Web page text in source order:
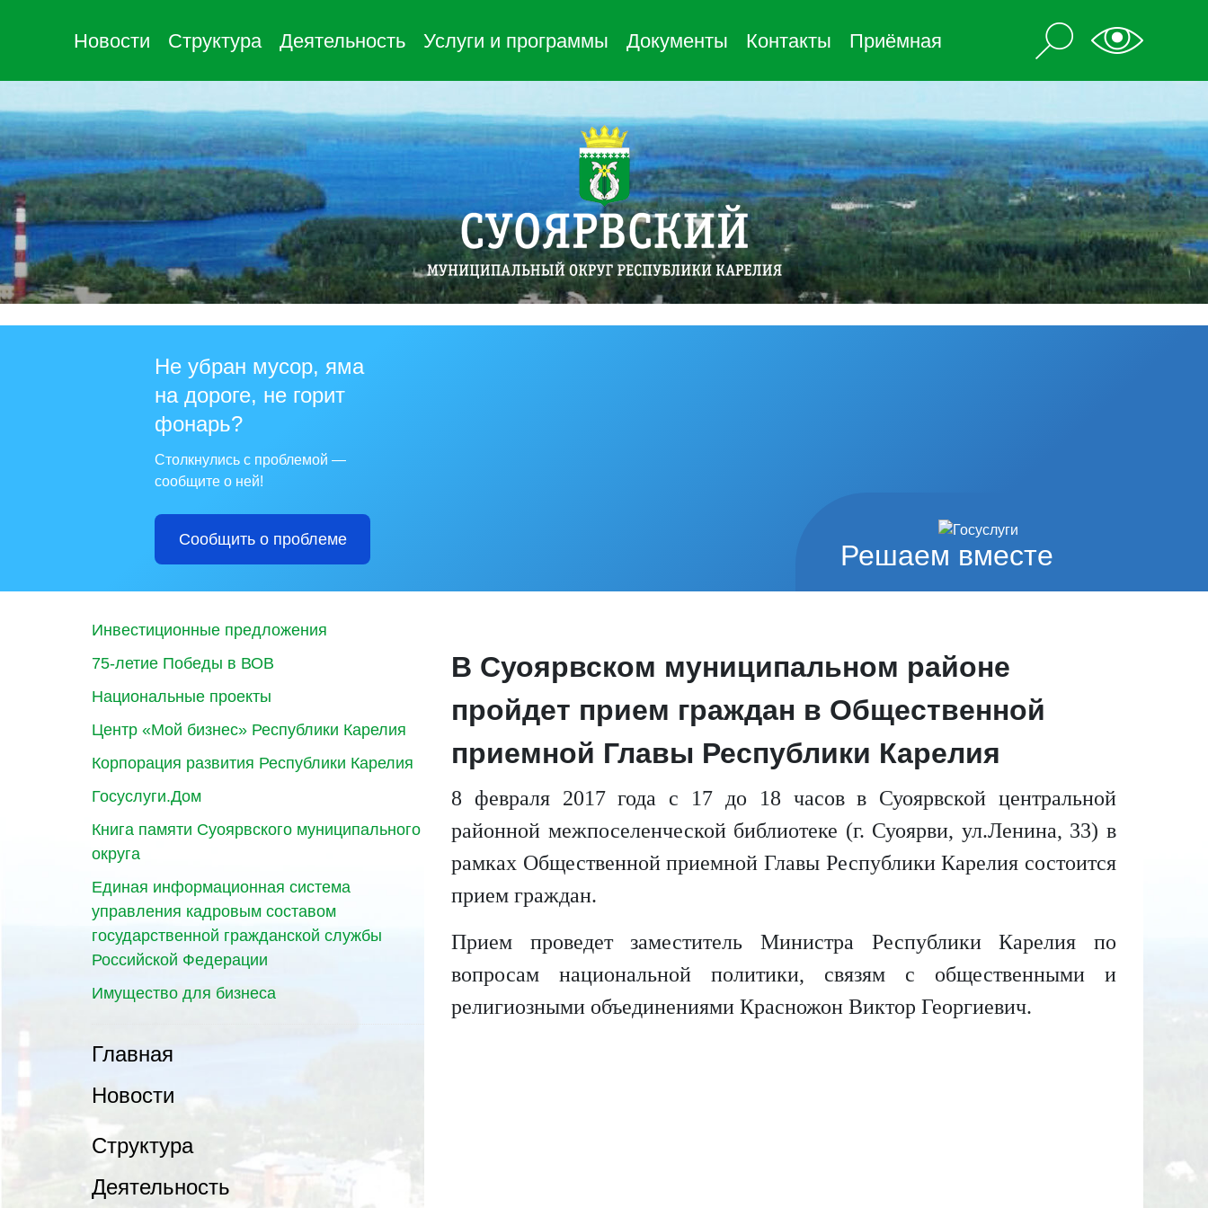
Новости Структура Деятельность Услуги и программы Документы Контакты Приёмная
Решаем вместе
Не убран мусор, яма
на дороге, не горит
фонарь?
Столкнулись с проблемой —
сообщите о ней!
Сообщить о проблеме
Инвестиционные предложения
75-летие Победы в ВОВ
Национальные проекты
Центр «Мой бизнес» Республики Карелия
Корпорация развития Республики Карелия
Госуслуги.Дом
Книга памяти Суоярвского муниципального
округа
Единая информационная система
управления кадровым составом
государственной гражданской службы
Российской Федерации
Имущество для бизнеса
Главная
Новости
Структура
Деятельность
В Суоярвском муниципальном районе
пройдет прием граждан в Общественной
приемной Главы Республики Карелия
8 февраля 2017 года с 17 до 18 часов в Суоярвской центральной
районной межпоселенческой библиотеке (г. Суоярви, ул.Ленина, 33) в
рамках Общественной приемной Главы Республики Карелия состоится
прием граждан.
Прием проведет заместитель Министра Республики Карелия по
вопросам национальной политики, связям с общественными и
религиозными объединениями Красножон Виктор Георгиевич.